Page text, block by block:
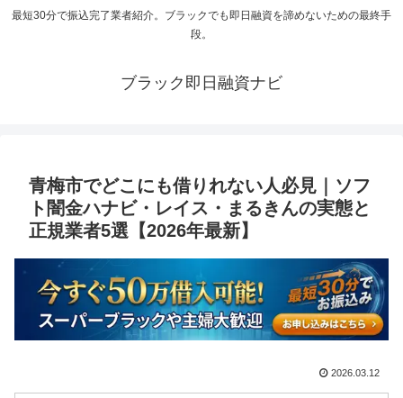
最短30分で振込完了業者紹介。ブラックでも即日融資を諦めないための最終手
段。
ブラック即日融資ナビ
青梅市でどこにも借りれない人必見｜ソフ
ト闇金ハナビ・レイス・まるきんの実態と
正規業者5選【2026年最新】
2026.03.12